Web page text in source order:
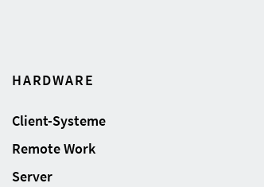
HARDWARE
Client-Systeme
Remote Work
Server